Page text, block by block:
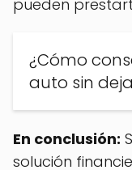
pueden
¿Cómo
auto sin
En conclusión:
solución